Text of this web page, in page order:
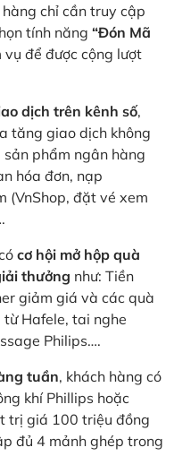
chỉ cần truy cập
tính năng “Đón Mã
để được cộng lượt
dịch trên kênh số,
tăng giao dịch không
phẩm ngân hàng
hóa đơn, nạp
(VnShop, đặt vé xem
cơ hội mở hộp quà
thưởng như: Tiền
giảm giá và các quà
Hafele, tai nghe
Philips….
tuần, khách hàng có
khí Phillips hoặc
trị giá 100 triệu đồng
đủ 4 mảnh ghép trong